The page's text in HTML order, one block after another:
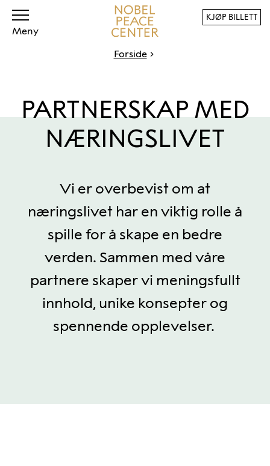
KJØP BILLETT
Meny
Forside
PARTNERSKAP MED
NÆRINGSLIVET
Vi er overbevist om at
næringslivet har en viktig rolle å
spille for å skape en bedre
verden. Sammen med våre
partnere skaper vi meningsfullt
innhold, unike konsepter og
spennende opplevelser. ​